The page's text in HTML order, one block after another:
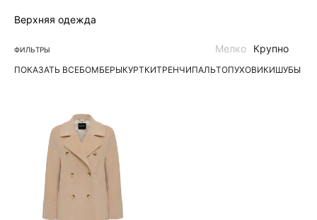
Верхняя одежда
ФИЛЬТРЫ
ПОКАЗАТЬ ВСЕБОМБЕРЫКУРТКИТРЕНЧИПАЛЬТОПУХОВИКИШУБЫ |
Мелко Крупно